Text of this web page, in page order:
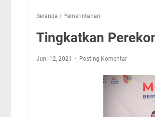
Beranda / Pemerintahan
Tingkatkan
Juni 12, 2021 Posting Komentar